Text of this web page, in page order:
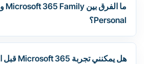
Personal؟
هل يمكنني تجربة Microsoft 365 قبل الدفع؟